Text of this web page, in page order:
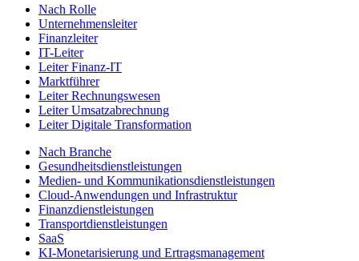
Nach Rolle
Unternehmensleiter
Finanzleiter
IT-Leiter
Leiter Finanz-IT
Marktführer
Leiter Rechnungswesen
Leiter Umsatzabrechnung
Leiter Digitale Transformation
Nach Branche
Gesundheitsdienstleistungen
Medien- und Kommunikationsdienstleistungen
Cloud-Anwendungen und Infrastruktur
Finanzdienstleistungen
Transportdienstleistungen
SaaS
KI-Monetarisierung und Ertragsmanagement